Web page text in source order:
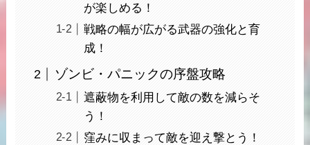
が楽しめる！
戦略の幅が広がる武器の強化と育
成！
ゾンビ・パニックの序盤攻略
遮蔽物を利用して敵の数を減らそ
う！
窪みに収まって敵を迎え撃とう！